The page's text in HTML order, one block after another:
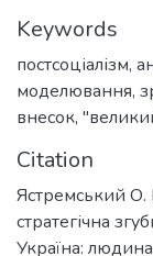
Keywords
постсоціалізм,
моделювання,
внесок,
Citation
Ястремський О.
стратегічна
Україна: